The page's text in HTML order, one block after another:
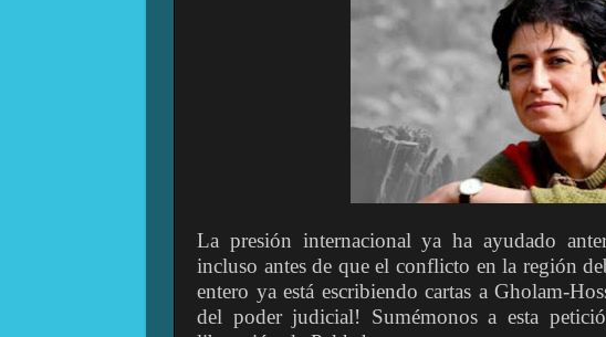
La presión internacional ya ha ayudado
incluso antes de que el conflicto en la región
entero ya está escribiendo cartas a Gholam-
del poder judicial! Sumémonos a esta